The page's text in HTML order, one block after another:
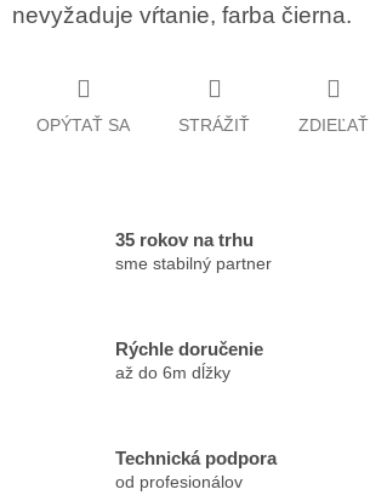
nevyžaduje vŕtanie, farba čierna.
OPÝTAŤ SA STRÁŽIŤ ZDIEĽAŤ
35 rokov na trhu
sme stabilný partner
Rýchle doručenie
až do 6m dĺžky
Technická podpora
od profesionálov